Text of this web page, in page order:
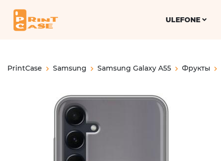
ULEFONE
PrintCase Samsung Samsung Galaxy A55 Фрукты